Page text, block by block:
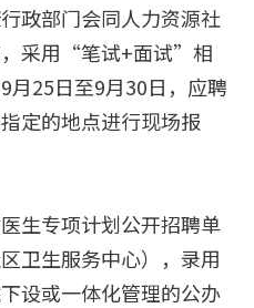
部门会同人力资源社
，采用“笔试+面试”相
月25日至9月30日，应聘
定的地点进行现场报
专项计划公开招聘单
卫生服务中心），录用
设或一体化管理的公办